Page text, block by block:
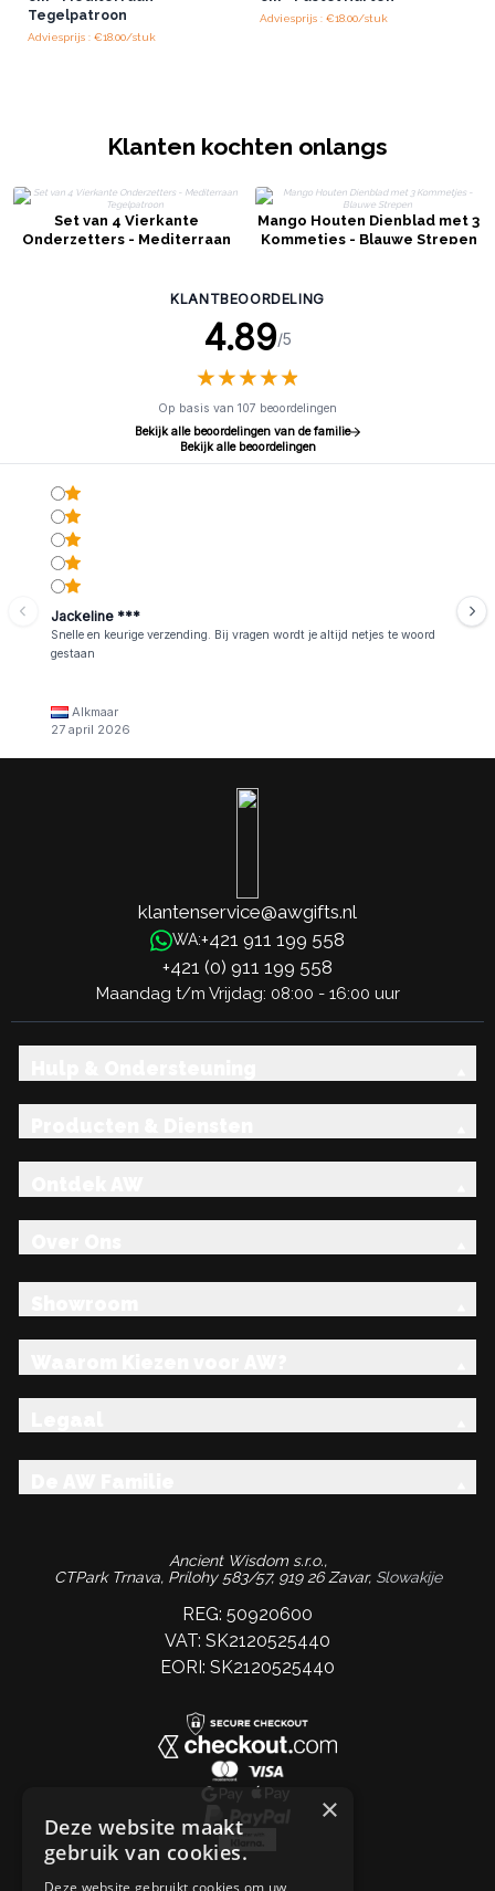
Tegelpatroon
Adviesprijs : €18.00/stuk
Adviesprijs : €18.00/stuk
Klanten kochten onlangs
Set van 4 Vierkante
Onderzetters - Mediterraan
Mango Houten Dienblad met 3
Kommetjes - Blauwe Strepen
KLANTBEOORDELING
4.89/5
★★★★★
★★★★★
Op basis van 107 beoordelingen
Bekijk alle beoordelingen van de familie
Bekijk alle beoordelingen
Jackeline ***
Snelle en keurige verzending. Bij vragen wordt je altijd netjes te woord
gestaan
Alkmaar
27 april 2026
klantenservice@awgifts.nl
WA:+421 911 199 558
+421 (0) 911 199 558
Maandag t/m Vrijdag: 08:00 - 16:00 uur
Ancient Wisdom s.r.o.,
CTPark Trnava, Prílohy 583/57, 919 26 Zavar, Slowakije
REG: 50920600
VAT: SK2120525440
EORI: SK2120525440
×
Deze website maakt
gebruik van cookies.
Deze website gebruikt cookies om uw